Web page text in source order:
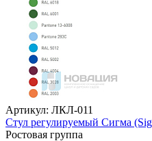
Артикул: ЛКЛ-011
Стул регулируемый Сигма
Ростовая группа